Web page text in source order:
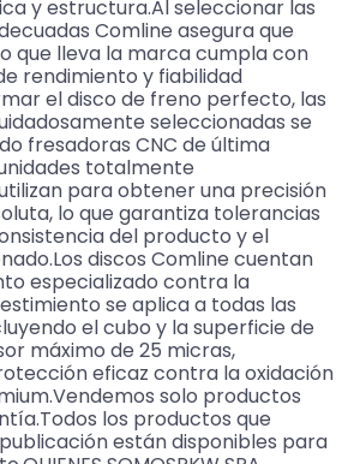
y estructura.Al seleccionar las
Comline asegura que
que lleva la marca cumpla con
rendimiento y fiabilidad
el disco de freno perfecto, las
seleccionadas se
fresadoras CNC de última
totalmente
para obtener una precisión
lo que garantiza tolerancias
del producto y el
discos Comline cuentan
especializado contra la
se aplica a todas las
el cubo y la superficie de
máximo de 25 micras,
eficaz contra la oxidación
solo productos
los productos que
están disponibles para